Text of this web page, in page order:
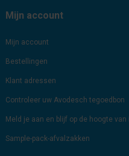
Mijn account
Mijn account
Bestellingen
Klant adressen
Controleer uw Avodesch tegoedbon
Meld je aan en blijf op de hoogte
Sample-pack-afvalzakken